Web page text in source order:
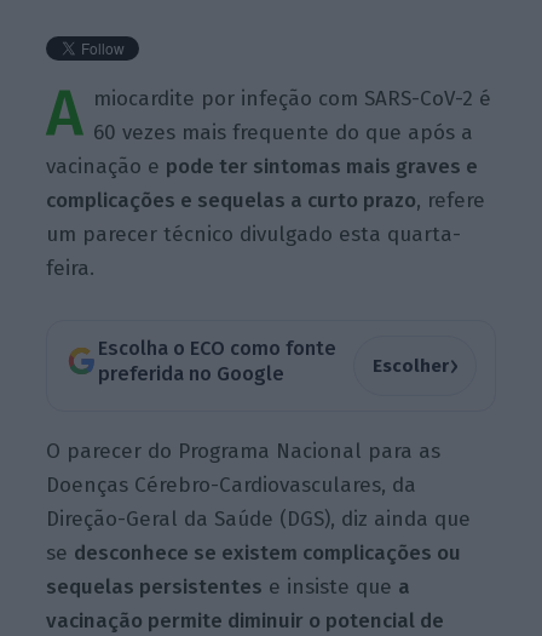
A miocardite por infeção com SARS-CoV-2 é
60 vezes mais frequente do que após a
vacinação e pode ter sintomas mais graves e
complicações e sequelas a curto prazo, refere
um parecer técnico divulgado esta quarta-
feira.
Escolha o ECO como fonte
preferida no Google
Escolher›
O parecer do Programa Nacional para as
Doenças Cérebro-Cardiovasculares, da
Direção-Geral da Saúde (DGS), diz ainda que
se desconhece se existem complicações ou
sequelas persistentes e insiste que a
vacinação permite diminuir o potencial de